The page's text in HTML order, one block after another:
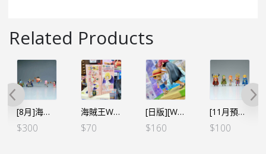
Related Products
[8月]海賊王 WCF -宴會VOL.1 (5個SET) (行版)
$300
海賊王WCF -蛋頭島篇 VOL.5 – 史翠西 斯圖西（行）
$70
[日版][WCF LOG STORIES] 海賊王 VOL.1 路飛與紅髮
$160
[11月預定]海賊王 WCF -巨人島 艾爾巴夫篇VOL.1 (5個SET) (行) [全數HK$285/訂金$100]
$100